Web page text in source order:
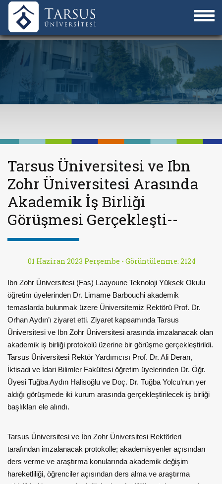
Tarsus Üniversitesi ve Ibn
Zohr Üniversitesi Arasında
Akademik İş Birliği
Görüşmesi Gerçekleşti--
01 Haziran 2023 Perşembe - Görüntülenme: 2124
Ibn Zohr Üniversitesi (Fas) Laayoune Teknoloji Yüksek Okulu
öğretim üyelerinden Dr. Limame Barbouchi akademik
temaslarda bulunmak üzere Üniversitemiz Rektörü Prof. Dr.
Orhan Aydın’ı ziyaret etti. Ziyaret kapsamında Tarsus
Üniversitesi ve Ibn Zohr Üniversitesi arasında imzalanacak olan
akademik iş birliği protokolü üzerine bir görüşme gerçekleştirildi.
Tarsus Üniversitesi Rektör Yardımcısı Prof. Dr. Ali Deran,
İktisadi ve İdari Bilimler Fakültesi öğretim üyelerinden Dr. Öğr.
Üyesi Tuğba Aydın Halisoğlu ve Doç. Dr. Tuğba Yolcu’nun yer
aldığı görüşmede iki kurum arasında gerçekleştirilecek iş birliği
başlıkları ele alındı.
Tarsus Üniversitesi ve İbn Zohr Üniversitesi Rektörleri
tarafından imzalanacak protokolle; akademisyenler açısından
ders verme ve araştırma konularında akademik değişim
hareketliliği, öğrenciler açısından ders alma ve araştırma